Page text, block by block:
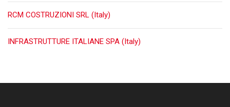
RCM COSTRUZIONI SRL (Italy)
INFRASTRUTTURE ITALIANE SPA (Italy)